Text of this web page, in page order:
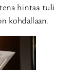
hintaa tuli
kohdallaan.